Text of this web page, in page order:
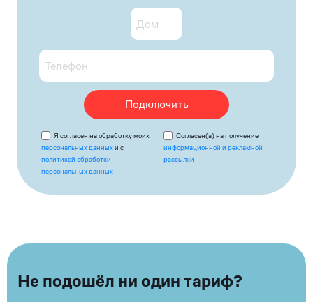
Подключить
Я согласен на обработку моих
персональных данныхи с
политикой обработки
персональных данных
Согласен(а) на получение
информационной и рекламной
рассылки
Не подошёл ни один тариф?